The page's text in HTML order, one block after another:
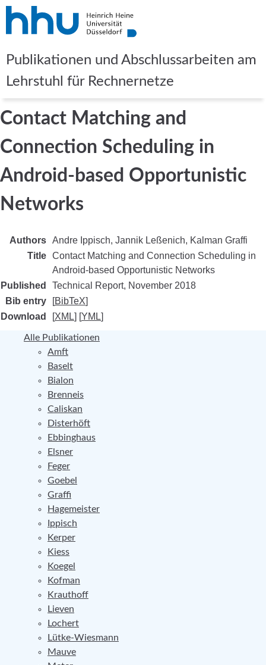
Publikationen und Abschlussarbeiten am
Lehrstuhl für Rechnernetze
Alle Publikationen
Amft
Baselt
Bialon
Brenneis
Caliskan
Disterhöft
Ebbinghaus
Elsner
Feger
Goebel
Graffi
Hagemeister
Ippisch
Kerper
Kiess
Koegel
Kofman
Krauthoff
Lieven
Lochert
Lütke-Wiesmann
Mauve
Contact Matching and
Connection Scheduling in
Android-based Opportunistic
Networks
Authors Andre Ippisch Jannik Leßenich
Kalman Graffi
Title Contact Matching and Connection Scheduling in
Android-based Opportunistic Networks
Published
Technical Report, November 2018
Bib entry
BibTeX
Download
XML YML